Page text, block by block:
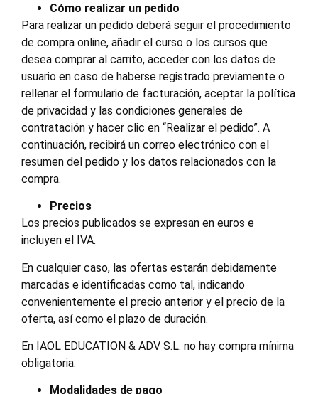
Cómo realizar un pedido
Para realizar un pedido deberá seguir el procedimiento
de compra online, añadir el curso o los cursos que
desea comprar al carrito, acceder con los datos de
usuario en caso de haberse registrado previamente o
rellenar el formulario de facturación, aceptar la política
de privacidad y las condiciones generales de
contratación y hacer clic en “Realizar el pedido”. A
continuación, recibirá un correo electrónico con el
resumen del pedido y los datos relacionados con la
compra.
Precios
Los precios publicados se expresan en euros e
incluyen el IVA.
En cualquier caso, las ofertas estarán debidamente
marcadas e identificadas como tal, indicando
convenientemente el precio anterior y el precio de la
oferta, así como el plazo de duración.
En IAOL EDUCATION & ADV S.L. no hay compra mínima
obligatoria.
Modalidades de pago